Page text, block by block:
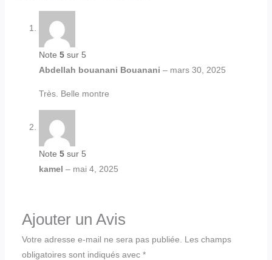
Note 5sur 5
Abdellah bouanani Bouanani – mars 30, 2025
Très. Belle montre
Note 5sur 5
kamel – mai 4, 2025
Ajouter un Avis
Votre adresse e-mail ne sera pas publiée.
Les champs
obligatoires sont indiqués avec *